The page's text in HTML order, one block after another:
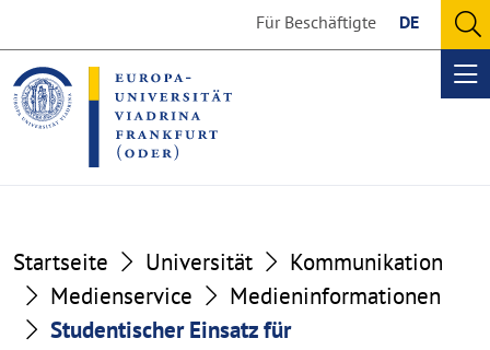
the
content
section
the
footer
section
Für Beschäftigte DE
Startseite Universität
Kommunikation
Medienservice
Medieninformationen
Studentischer Einsatz für